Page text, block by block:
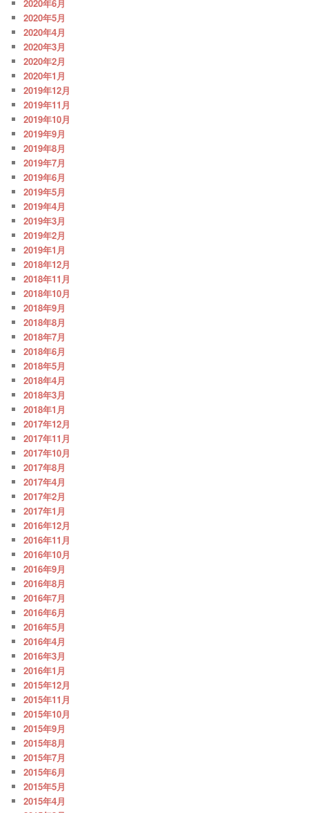
2020年6月
2020年5月
2020年4月
2020年3月
2020年2月
2020年1月
2019年12月
2019年11月
2019年10月
2019年9月
2019年8月
2019年7月
2019年6月
2019年5月
2019年4月
2019年3月
2019年2月
2019年1月
2018年12月
2018年11月
2018年10月
2018年9月
2018年8月
2018年7月
2018年6月
2018年5月
2018年4月
2018年3月
2018年1月
2017年12月
2017年11月
2017年10月
2017年8月
2017年4月
2017年2月
2017年1月
2016年12月
2016年11月
2016年10月
2016年9月
2016年8月
2016年7月
2016年6月
2016年5月
2016年4月
2016年3月
2016年1月
2015年12月
2015年11月
2015年10月
2015年9月
2015年8月
2015年7月
2015年6月
2015年5月
2015年4月